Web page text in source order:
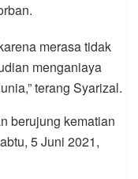
merasa tidak
menganiaya
terang Syarizal.
berujung kematian
5 Juni 2021,